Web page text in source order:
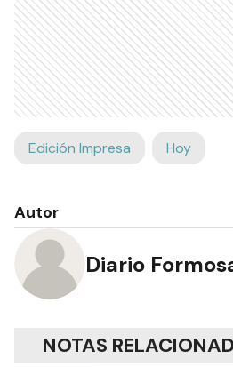
Edición Impresa Hoy
Autor
Diario
NOTAS